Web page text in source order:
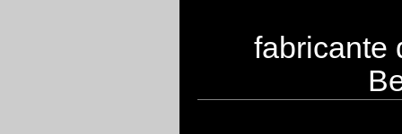
fabricante